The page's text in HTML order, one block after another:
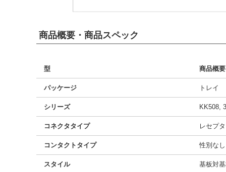
商品概要・商品スペック
型 商品概要
パッケージ トレイ
シリーズ KK508,
コネクタタイプ レセプ
コンタクトタイプ 性別なし
スタイル 基板対